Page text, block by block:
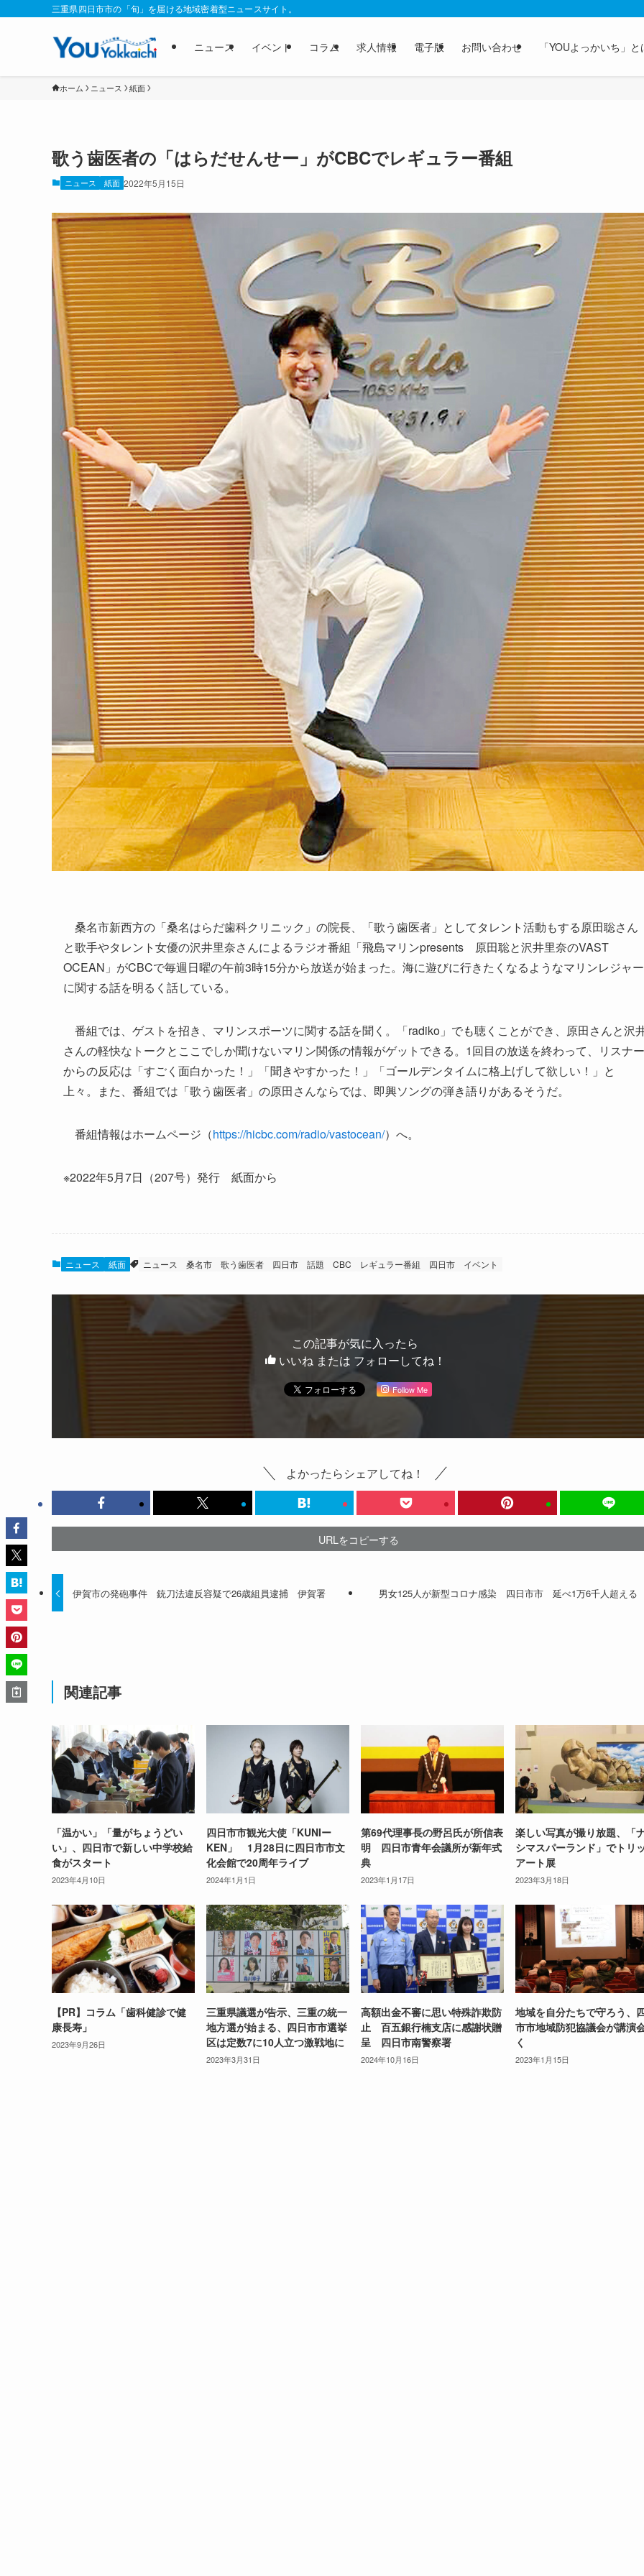
三重県四日市市の「旬」を届ける地域密着型ニュースサイト。
ニュース イベント コラム 求人情報 電子版 お問い合わせ 「YOUよっかいち」と
ホーム ニュース 紙面
歌う歯医者の「はらだせんせー」がCBCでレギュラー番組
ニュース 紙面 2022年5月15日
桑名市新西方の「桑名はらだ歯科クリニック」の院長、「歌う歯医者」としてタレント活動もする原田聡さん
と歌手やタレント女優の沢井里奈さんによるラジオ番組「飛島マリンpresents 原田聡と沢井里奈のVAST
OCEAN」がCBCで毎週日曜の午前3時15分から放送が始まった。海に遊びに行きたくなるようなマリンレジャー
に関する話を明るく話している。
番組では、ゲストを招き、マリンスポーツに関する話を聞く。「radiko」でも聴くことができ、原田さんと沢
さんの軽快なトークとここでしか聞けないマリン関係の情報がゲットできる。1回目の放送を終わって、リスナー
からの反応は「すごく面白かった！」「聞きやすかった！」「ゴールデンタイムに格上げして欲しい！」と
上々。また、番組では「歌う歯医者」の原田さんならでは、即興ソングの弾き語りがあるそうだ。
番組情報はホームページ（https://hicbc.com/radio/vastocean/）へ。
※2022年5月7日（207号）発行 紙面から
ニュース 紙面 ニュース 桑名市 歌う歯医者 四日市 話題 CBC レギュラー番組 四日市 イベント
この記事が気に入ったら
いいね または フォローしてね！
Follow Me
よかったらシェアしてね！
URLをコピーする
伊賀市の発砲事件 銃刀法違反容疑で26歳組員逮捕 伊賀署 男女125人が新型コロナ感染 四日市市 延べ1万6千人超える
関連記事
「温かい」「量がちょうどい
い」、四日市で新しい中学校給
食がスタート
2023年4月10日
四日市市観光大使「KUNIー
KEN」 1月28日に四日市市文
化会館で20周年ライブ
2024年1月1日
第69代理事長の野呂氏が所信表
明 四日市青年会議所が新年式
典
2023年1月17日
楽しい写真が撮り放題、「
シマスパーランド」でトリ
アート展
2023年3月18日
【PR】コラム「歯科健診で健
康長寿」
2023年9月26日
三重県議選が告示、三重の統一
地方選が始まる、四日市市選挙
区は定数7に10人立つ激戦地に
2023年3月31日
高額出金不審に思い特殊詐欺防
止 百五銀行楠支店に感謝状贈
呈 四日市南警察署
2024年10月16日
地域を自分たちで守ろう、
市市地域防犯協議会が講演
く
2023年1月15日